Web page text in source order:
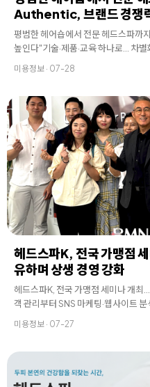
Authentic, 브랜드 경쟁
평범한 헤어숍에서 전문 헤드스파
높인다"기술·제품·교육 하나로... 차
미용정보 · 07-28
헤드스파K, 전국 가맹점
유하며 상생 경영 강화
헤드스파K, 전국 가맹점 세미나 개최
객 관리부터 SNS 마케팅·웹사이트 분
미용정보 · 07-27